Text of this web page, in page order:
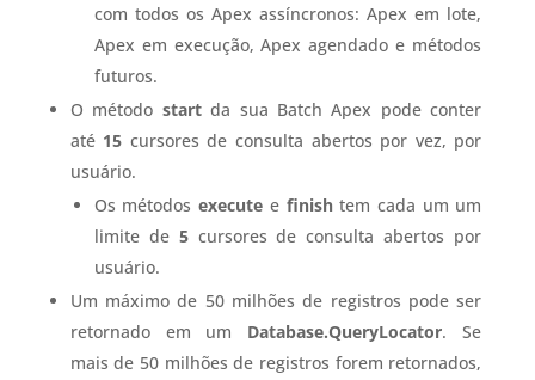
com todos os Apex assíncronos: Apex em lote,
Apex em execução, Apex agendado e métodos
futuros.
O método startda sua Batch Apex pode conter
até 15 cursores de consulta abertos por vez, por
usuário.
Os métodosexecute e finishtem cada um um
limite de 5cursores de consulta abertos por
usuário.
Um máximo de 50 milhões de registros pode ser
retornado em um Database.QueryLocator. Se
mais de 50 milhões de registros forem retornados,